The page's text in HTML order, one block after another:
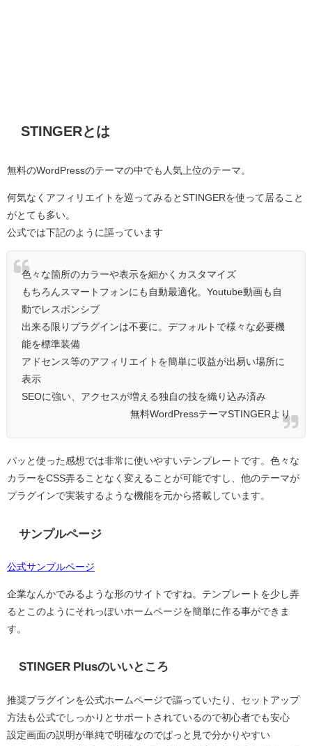
STINGERとは
無料のWordPressのテーマの中でも人気上位のテーマ。
何気なくアフィリエイトを巡ってみるとSTINGERを使って居ること
がとても多い。
公式では下記のように謳っています
色々な箇所のカラーや表示を細かくカスタマイズ
もちろんスマートフォンにも自動最適化。Youtube動画も自
動でレスポンシブ
出来る限りプラグインは不要に。デフォルトで様々な必要機
能を標準装備
アドセンス等のアフィリエイトを簡単に収益が出易い場所に
表示
SEOに強い、アクセスが増える独自の技を織り込み済み
無料WordPressテーマSTINGERより
パッと使った感想では非常に使いやすいテンプレートです。色々な
カラーをCSS弄ることなく変えることが可能ですし、他のテーマが
プラグインで実装するような機能を元から搭載しています。
サンプルページ
公式サンプルページ
企業なんかでみるような形のサイトですね。テンプレートを少し弄
るとこのようにそれっぽいホームページを簡単に作る事ができま
す。
STINGER Plusのいいところ
推奨プラグインを公式ホームページで謳っていたり、セットアップ
方法も公式でしっかりとサポートされているので初心者でも安心
設定画面の説明が単純で明確なのでぱっと見で分かりやすい